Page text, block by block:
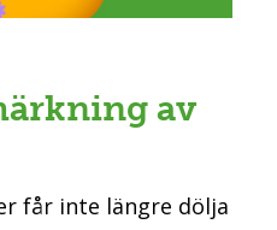
av
får inte längre dölja